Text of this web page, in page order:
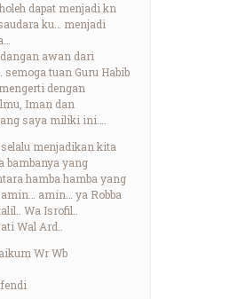
dapat menjadi kn
ku… menjadi
awan dari
semoga tuan Guru Habib
dengan
Iman dan
saya miliki ini….
menjadikan kita
bambanya yang
hamba hamba yang
amin… ya Robba
Wa Isrofil..
Wal Ard..
Wr Wb